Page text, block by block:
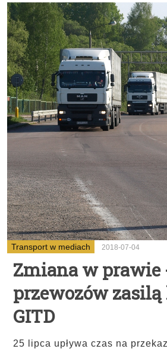
Transport w mediach 2018-07-04
Zmiana w prawie
przewozów zasilą
GITD
25 lipca upływa czas na